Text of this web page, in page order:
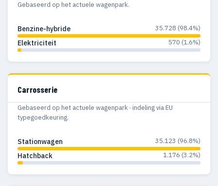
Gebaseerd op het actuele wagenpark.
Benzine-hybride 35.728 (98.4%)
Elektriciteit 570 (1.6%)
Carrosserie
Gebaseerd op het actuele wagenpark · indeling via EU
typegoedkeuring.
Stationwagen 35.123 (96.8%)
Hatchback 1.176 (3.2%)